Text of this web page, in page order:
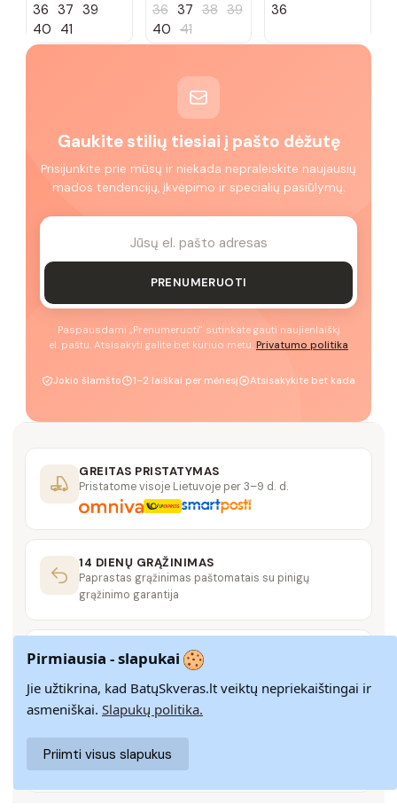
baltos spalvos
36 37 39
40 41
36 37 38 39
40 41
36
Gaukite stilių tiesiai į pašto dėžutę
Prisijunkite prie mūsų ir niekada nepraleiskite naujausių
mados tendencijų, įkvėpimo ir specialių pasiūlymų.
PRENUMERUOTI
Paspausdami „Prenumeruoti" sutinkate gauti naujienlaiškį
el. paštu. Atsisakyti galite bet kuriuo metu. Privatumo politika
Jokio šlamšto 1–2 laiškai per mėnesį Atsisakykite bet kada
GREITAS PRISTATYMAS
Pristatome visoje Lietuvoje per 3–9 d. d.
14 DIENŲ GRĄŽINIMAS
Paprastas grąžinimas paštomatais su pinigų
grąžinimo garantija
SAUGUS MOKĖJIMAS
SSL šifravimas užtikrina aukščiausią jūsų duomenų
saugumo lygį
KLIENTŲ APTARNAVIMAS
Rašykite mumsinfo@batuskveras.lt
Pirmiausia - slapukai
Jie užtikrina, kad BatųSkveras.lt veiktų nepriekaištingai ir
asmeniškai. Slapukų politika.
Priimti visus slapukus